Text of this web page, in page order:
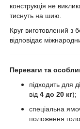
конструкція не
тиснуть на шию.
Круг виготовлений з
відповідає
Переваги та
підходить для
від 4 до 20 кг);
спеціальна
положення